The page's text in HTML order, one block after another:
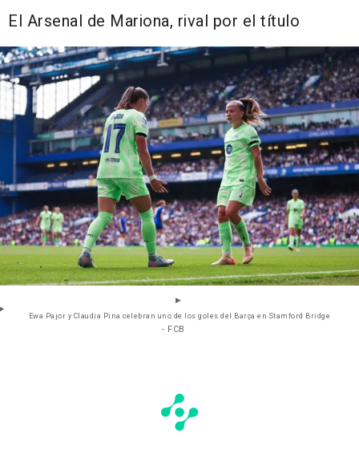
El Arsenal de Mariona, rival por el título
Ewa Pajor y Claudia Pina celebran uno de los goles del Barça en Stamford Bridge
- FCB